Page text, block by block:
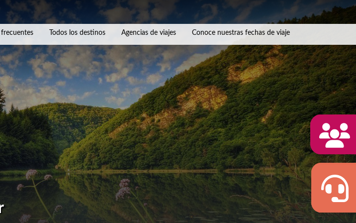
frecuentes Todos los destinos Agencias de viajes Conoce nuestras fechas de viaje